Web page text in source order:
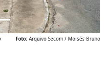
Foto: Arquivo Secom / Moisés Bruno